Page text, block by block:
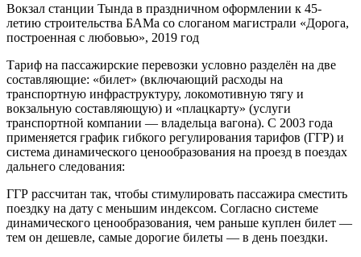
Вокзал станции Тында в праздничном оформлении к 45-
летию строительства БАМа со слоганом магистрали «Дорога,
построенная с любовью», 2019 год
Тариф на пассажирские перевозки условно разделён на две
составляющие: «билет» (включающий расходы на
транспортную инфраструктуру, локомотивную тягу и
вокзальную составляющую) и «плацкарту» (услуги
транспортной компании — владельца вагона). С 2003 года
применяется график гибкого регулирования тарифов (ГГР) и
система динамического ценообразования на проезд в поездах
дальнего следования:
ГГР рассчитан так, чтобы стимулировать пассажира сместить
поездку на дату с меньшим индексом. Согласно системе
динамического ценообразования, чем раньше куплен билет —
тем он дешевле, самые дорогие билеты — в день поездки.